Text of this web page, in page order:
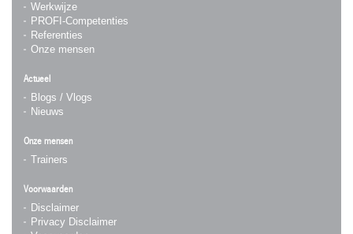
Werkwijze
PROFI-Competenties
Referenties
Onze mensen
Actueel
Blogs / Vlogs
Nieuws
Onze mensen
Trainers
Voorwaarden
Disclaimer
Privacy Disclaimer